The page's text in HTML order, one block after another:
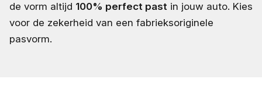
de vorm altijd 100% perfect past in jouw auto. Kies
voor de zekerheid van een fabrieksoriginele
pasvorm.